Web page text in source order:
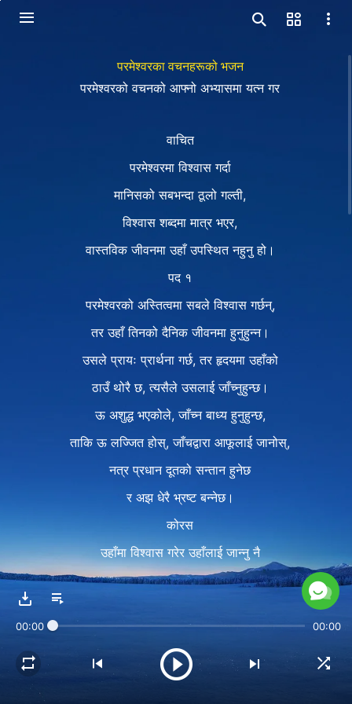
परमेश्‍वरका वचनहरूको भजन
परमेश्‍वरको वचनको आफ्नो अभ्यासमा यत्न गर
वाचित
परमेश्‍वरमा विश्‍वास गर्दा
मानिसको सबभन्दा ठूलो गल्ती,
विश्‍वास शब्दमा मात्र भएर,
वास्तविक जीवनमा उहाँ उपस्थित नहुनु हो।
पद १
परमेश्‍वरको अस्तित्वमा सबले विश्‍वास गर्छन्,
तर उहाँ तिनको दैनिक जीवनमा हुनुहुन्न।
उसले प्रायः प्रार्थना गर्छ, तर हृदयमा उहाँको
ठाउँ थोरै छ, त्यसैले उसलाई जाँच्नुहुन्छ।
ऊ अशुद्ध भएकोले, जाँच्न बाध्य हुनुहुन्छ,
ताकि ऊ लज्जित होस्, जाँचद्वारा आफूलाई जानोस्,
नत्र प्रधान दूतको सन्तान हुनेछ
र अझ धेरै भ्रष्ट बन्नेछ।
कोरस
उहाँमा विश्‍वास गरेर उहाँलाई जान्नु नै
मानिसले खोज्ने अन्तिम लक्ष्य हो।
सैद्धान्तिक ज्ञान मात्र भएमा,
00:00 00:00